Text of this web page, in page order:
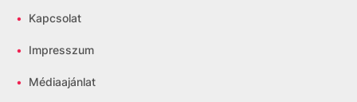
• Kapcsolat
• Impresszum
• Médiaajánlat